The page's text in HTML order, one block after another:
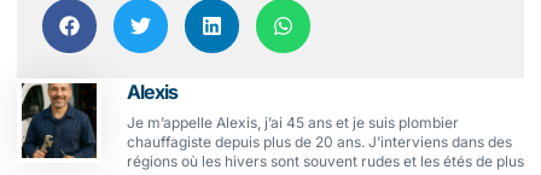
Alexis
Je m’appelle Alexis, j’ai 45 ans et je suis plombier
chauffagiste depuis plus de 20 ans. J’interviens dans des
régions où les hivers sont souvent rudes et les étés de plus